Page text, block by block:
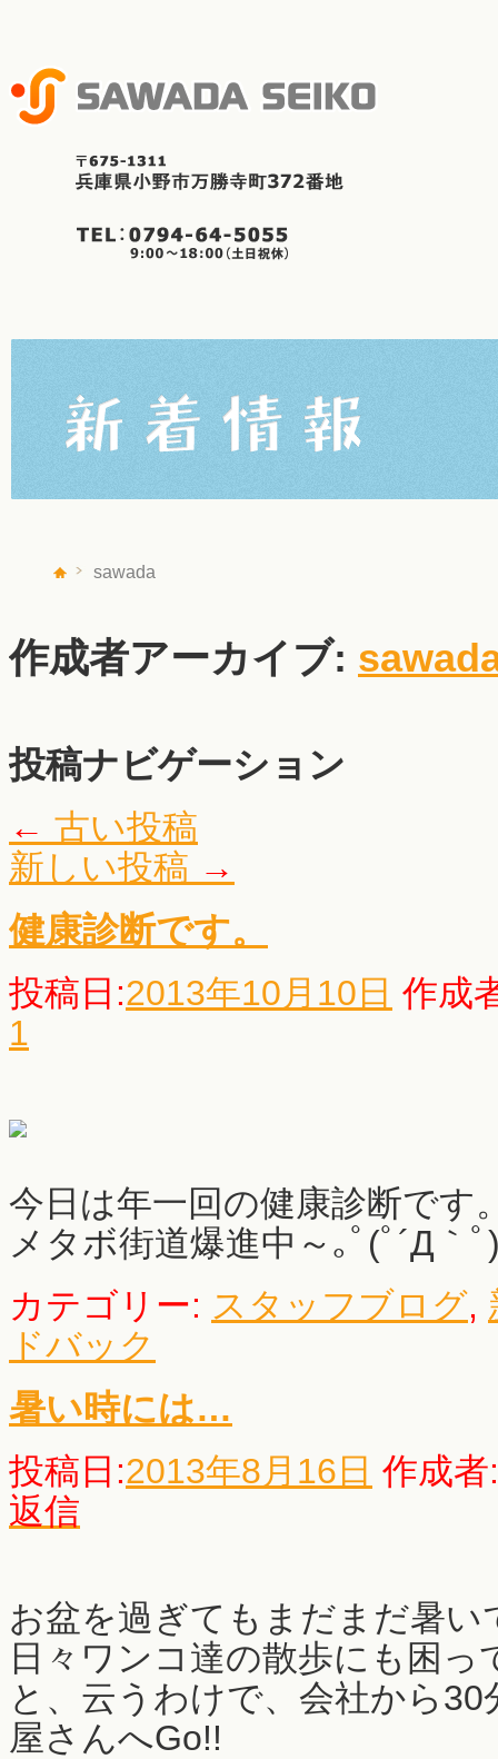
sawada
作成者アーカイブ:
投稿ナビゲーション
← 古い投稿
新しい投稿 →
健康診断です。
投稿日:2013年10月10日 作成
1
今日は年一回の健康診断です
メタボ街道爆進中～｡ﾟ(ﾟ´Д｀ﾟ
カテゴリー: スタッフブログ,
ドバック
暑い時には…
投稿日:2013年8月16日 作成者:
返信
お盆を過ぎてもまだまだ暑い
日々ワンコ達の散歩にも困っ
と、云うわけで、会社から
屋さんへGo!!